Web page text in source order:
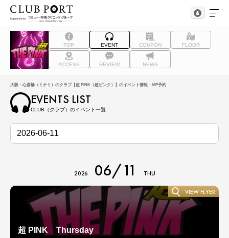
TOP EVENT COUPON FLOOR
ACCESS REVIEW NEWS
大阪・心斎橋（ミナミ）のクラブ【超 PINK（超ピンク）】のイベント情報・VIP予約
EVENTS LIST
CLUB（クラブ）のイベント一覧
2026 06/11 THU
超 PINK Thursday
VIEW FLYER